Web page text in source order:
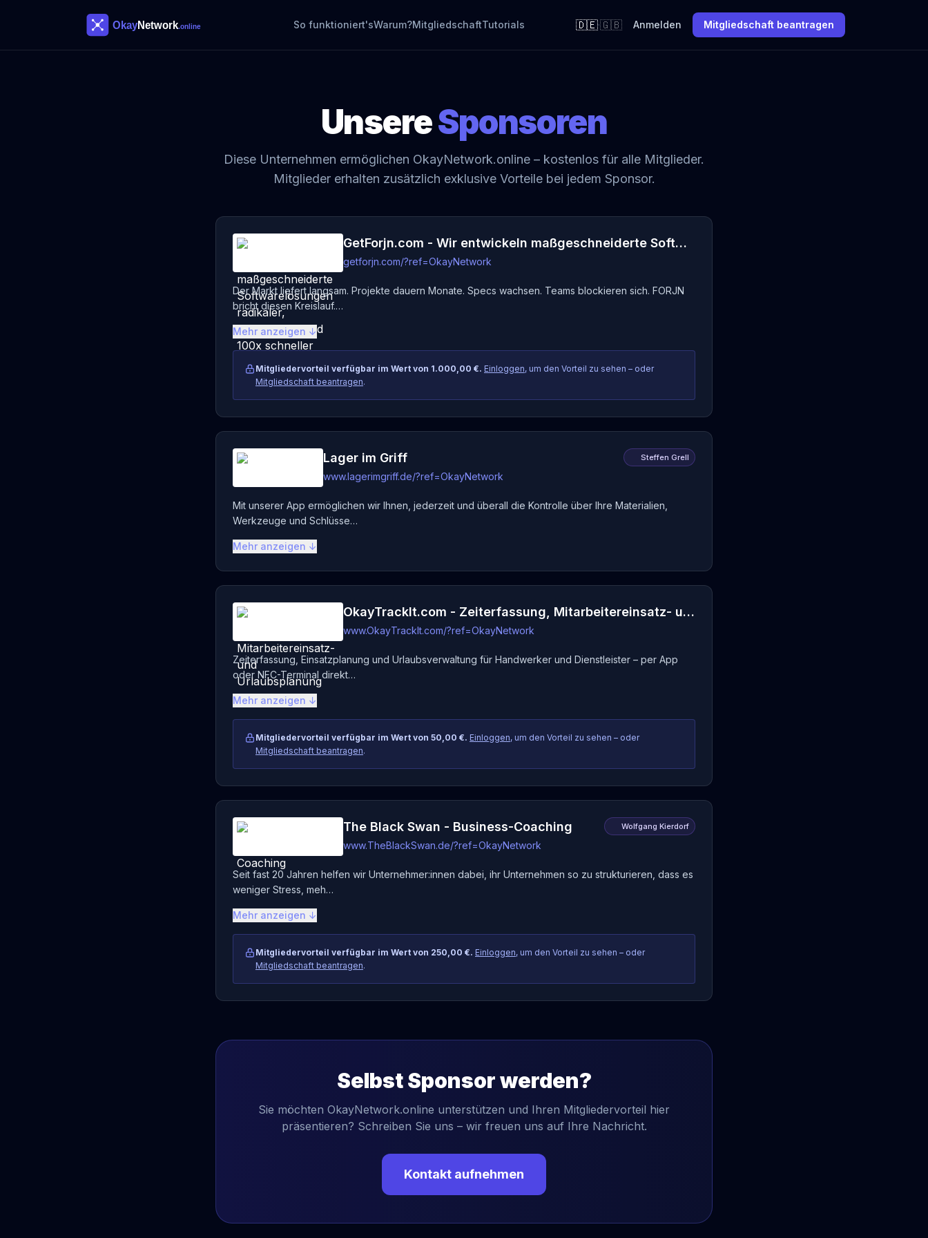
So funktioniert'sWarum?MitgliedschaftTutorials 🇩🇪·🇬🇧 Anmelden Mitgliedschaft beantragen
UnsereSponsoren
Diese Unternehmen ermöglichen OkayNetwork.online – kostenlos für alle Mitglieder.
Mitglieder erhalten zusätzlich exklusive Vorteile bei jedem Sponsor.
GetForjn.com - Wir entwickeln maßgeschneiderte Softwarelösungen radikaler, fokussierter und 100x schneller
getforjn.com/?ref=OkayNetwork
Der Markt liefert langsam. Projekte dauern Monate. Specs wachsen. Teams blockieren sich. FORJN
bricht diesen Kreislauf.…
Mehr anzeigen ↓
Mitgliedervorteil verfügbar im Wert von 1.000,00 €. Einloggen, um den Vorteil zu sehen – oder
Mitgliedschaft beantragen.
Lager im Griff
www.lagerimgriff.de/?ref=OkayNetwork
Steffen Grell
Mit unserer App ermöglichen wir Ihnen, jederzeit und überall die Kontrolle über Ihre Materialien,
Werkzeuge und Schlüsse…
Mehr anzeigen ↓
OkayTrackIt.com - Zeiterfassung, Mitarbeitereinsatz- und Urlaubsplanung
www.OkayTrackIt.com/?ref=OkayNetwork
Zeiterfassung, Einsatzplanung und Urlaubsverwaltung für Handwerker und Dienstleister – per App
oder NFC-Terminal direkt…
Mehr anzeigen ↓
Mitgliedervorteil verfügbar im Wert von 50,00 €. Einloggen, um den Vorteil zu sehen – oder
Mitgliedschaft beantragen.
The Black Swan - Business-Coaching
www.TheBlackSwan.de/?ref=OkayNetwork
Wolfgang Kierdorf
Seit fast 20 Jahren helfen wir Unternehmer:innen dabei, ihr Unternehmen so zu strukturieren, dass es
weniger Stress, meh…
Mehr anzeigen ↓
Mitgliedervorteil verfügbar im Wert von 250,00 €. Einloggen, um den Vorteil zu sehen – oder
Mitgliedschaft beantragen.
Selbst Sponsor werden?
Sie möchten OkayNetwork.online unterstützen und Ihren Mitgliedervorteil hier
präsentieren? Schreiben Sie uns – wir freuen uns auf Ihre Nachricht.
Kontakt aufnehmen